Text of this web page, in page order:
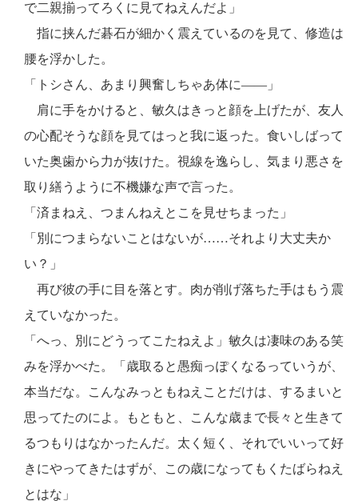
で二親揃ってろくに見てねえんだよ」
指に挟んだ碁石が細かく震えているのを見て、修造は
腰を浮かした。
「トシさん、あまり興奮しちゃあ体に――」
肩に手をかけると、敏久はきっと顔を上げたが、友人
の心配そうな顔を見てはっと我に返った。食いしばって
いた奥歯から力が抜けた。視線を逸らし、気まり悪さを
取り繕うように不機嫌な声で言った。
「済まねえ、つまんねえとこを見せちまった」
「別につまらないことはないが……それより大丈夫か
い？」
再び彼の手に目を落とす。肉が削げ落ちた手はもう震
えていなかった。
「へっ、別にどうってこたねえよ」敏久は凄味のある笑
みを浮かべた。「歳取ると愚痴っぽくなるっていうが、
本当だな。こんなみっともねえことだけは、するまいと
思ってたのによ。もともと、こんな歳まで長々と生きて
るつもりはなかったんだ。太く短く、それでいいって好
きにやってきたはずが、この歳になってもくたばらねえ
とはな」